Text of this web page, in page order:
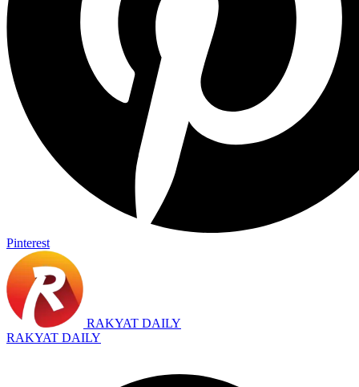
Pinterest
RAKYAT DAILY
RAKYAT DAILY